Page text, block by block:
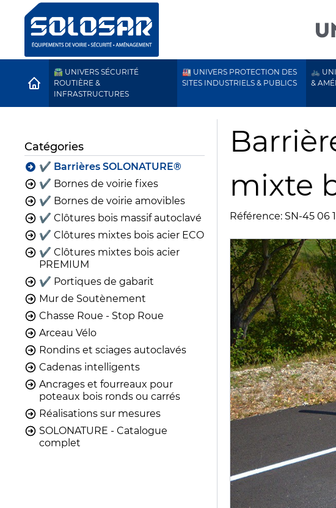
HOME
🛣️ UNIVERS SÉCURITÉ
ROUTIÈRE &
INFRASTRUCTURES
🏭 UNIVERS PROTECTION DES
SITES INDUSTRIELS & PUBLICS
🚲
&
mixte
Référence: SN-45 06
Catégories
✔️ Barrières SOLONATURE®
✔️ Bornes de voirie fixes
✔️ Bornes de voirie amovibles
✔️ Clôtures bois massif autoclavé
✔️ Clôtures mixtes bois acier ECO
✔️ Clôtures mixtes bois acier
PREMIUM
✔️ Portiques de gabarit
Mur de Soutènement
Chasse Roue - Stop Roue
Arceau Vélo
Rondins et sciages autoclavés
Cadenas intelligents
Ancrages et fourreaux pour
poteaux bois ronds ou carrés
Réalisations sur mesures
SOLONATURE - Catalogue
complet